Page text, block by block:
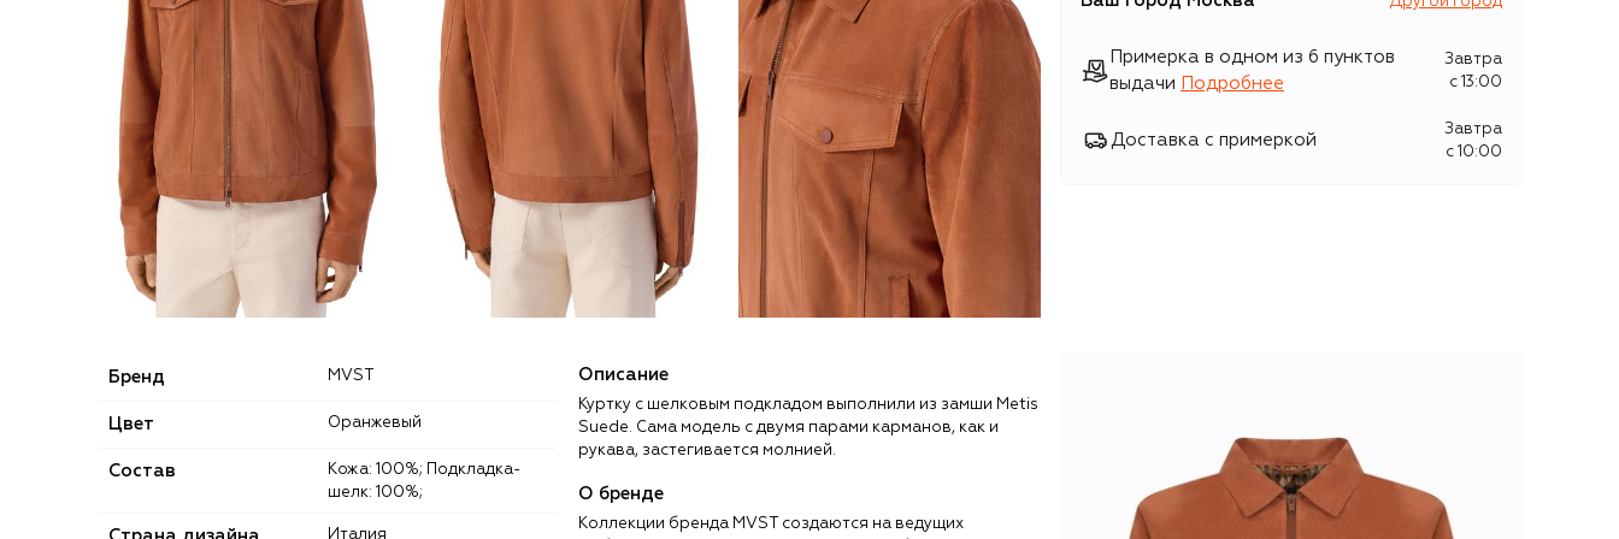
Примерка в одном из 6 пунктов
выдачи
Подробнее
Завтра
c 13:00
Доставка с примеркой
Завтра
c 10:00
Бренд MVST
Цвет Оранжевый
Состав
Кожа: 100%; Подкладка-
шелк: 100%;
Италия
Описание
Куртку с шелковым подкладом выполнили из замши Metis
Suede. Сама модель с двумя парами карманов, как и
рукава, застегивается молнией.
О бренде
Коллекции бренда MVST создаются на ведущих